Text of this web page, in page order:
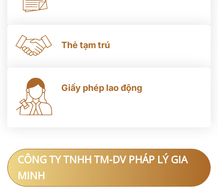
Thẻ tạm trú
Giấy phép lao động
CÔNG TY TNHH TM-DV PHÁP LÝ GIA
MINH